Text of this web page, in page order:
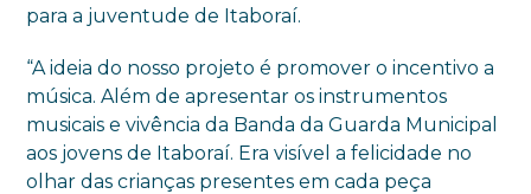
para a juventude de Itaboraí.
“A ideia do nosso projeto é promover o incentivo a
música. Além de apresentar os instrumentos
musicais e vivência da Banda da Guarda Municipal
aos jovens de Itaboraí. Era visível a felicidade no
olhar das crianças presentes em cada peça